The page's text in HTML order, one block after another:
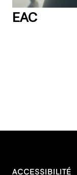
EAC
ACCESSIBILITÉ